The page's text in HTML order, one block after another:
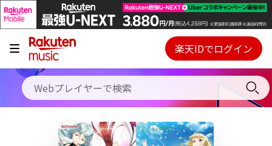
キャンペーン
料金プラン
使い方
Webプレイヤー
ご契約内容の確認・変更
楽天IDでログイン